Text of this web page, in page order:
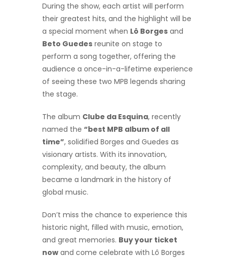
During the show, each artist will perform
their greatest hits, and the highlight will be
a special moment when Lô Borges and
Beto Guedes reunite on stage to
perform a song together, offering the
audience a once-in-a-lifetime experience
of seeing these two MPB legends sharing
the stage.
The album Clube da Esquina, recently
named the “best MPB album of all
time”, solidified Borges and Guedes as
visionary artists. With its innovation,
complexity, and beauty, the album
became a landmark in the history of
global music.
Don’t miss the chance to experience this
historic night, filled with music, emotion,
and great memories. Buy your ticket
now and come celebrate with Lô Borges